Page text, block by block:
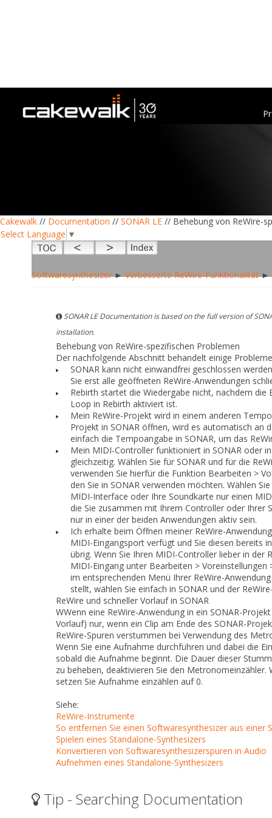
Cakewalk // Documentation // SONAR LE // Behebung von ReWire-
Select Language ▼
Softwaresynthesizer►Verbesserte ReWire-Funktionalität►
SONAR LE Documentation is based on the full version of
installation.
Behebung von ReWire-spezifischen Problemen
Der nachfolgende Abschnitt behandelt einige
SONAR kann nicht einwandfrei geschlossen
Sie erst alle geöffneten ReWire-Anwendungen
Rebirth startet die Wiedergabe nicht, nachdem
Loop in Rebirth aktiviert ist.
Mein ReWire-Projekt wird in einem anderen
Projekt in SONAR öffnen, wird es automatisch an
einfach die Tempoangabe in SONAR, um das
Mein MIDI-Controller funktioniert in SONAR oder
gleichzeitig. Wählen Sie für SONAR und für die
verwenden Sie hierfür die Funktion Bearbeiten >
den Sie in SONAR verwenden möchten. Wählen
MIDI-Interface oder Ihre Soundkarte nur einen
die Sie zusammen mit Ihrem Controller oder Ihrer
nur in einer der beiden Anwendungen aktiv sein.
Ich erhalte beim Öffnen meiner ReWire-
MIDI-Eingangsport verfügt und Sie diesen bereits
übrig. Wenn Sie Ihren MIDI-Controller lieber in der
MIDI-Eingang unter Bearbeiten > Voreinstellungen
im entsprechenden Menü Ihrer ReWire-
stellt, wählen Sie einfach in SONAR und der
ReWire und schneller Vorlauf in SONAR
WWenn eine ReWire-Anwendung in ein SONAR-
Vorlauf) nur, wenn ein Clip am Ende des SONAR-
ReWire-Spuren verstummen bei Verwendung des
Wenn Sie eine Aufnahme durchführen und dabei die
sobald die Aufnahme beginnt. Die Dauer dieser
zu beheben, deaktivieren Sie den Metronomeinzähler.
setzen Sie Aufnahme einzählen auf0.
Siehe:
ReWire-Instrumente
So entfernen Sie einen Softwaresynthesizer aus einer
Spielen eines Standalone-Synthesizers
Konvertieren von Softwaresynthesizerspuren in Audio
Aufnehmen eines Standalone-Synthesizers
Tip - Searching Documentation